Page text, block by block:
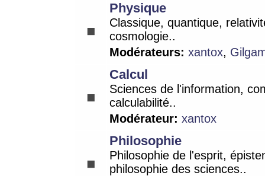
Physique
Classique, quantique,
cosmologie..
Modérateurs: xantox,
Calcul
Sciences de l'information,
calculabilité..
Modérateur: xantox
Philosophie
Philosophie de l'esprit,
philosophie des sciences..